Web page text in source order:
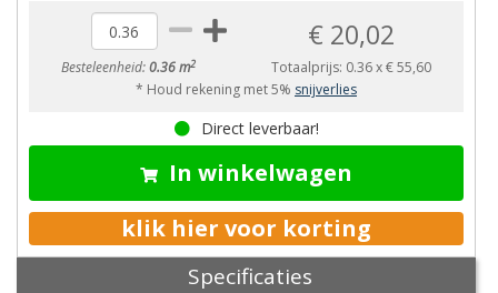
Besteleenheid:0.36 m2
€ 20,02
Totaalprijs: 0.36x€ 55,60
* Houd rekening met 5% snijverlies
Direct leverbaar!
In winkelwagen
klik hier voor korting
Specificaties